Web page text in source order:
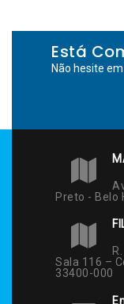
Está
Não hesite
Preto - Belo
Sala 116 –
33400-000